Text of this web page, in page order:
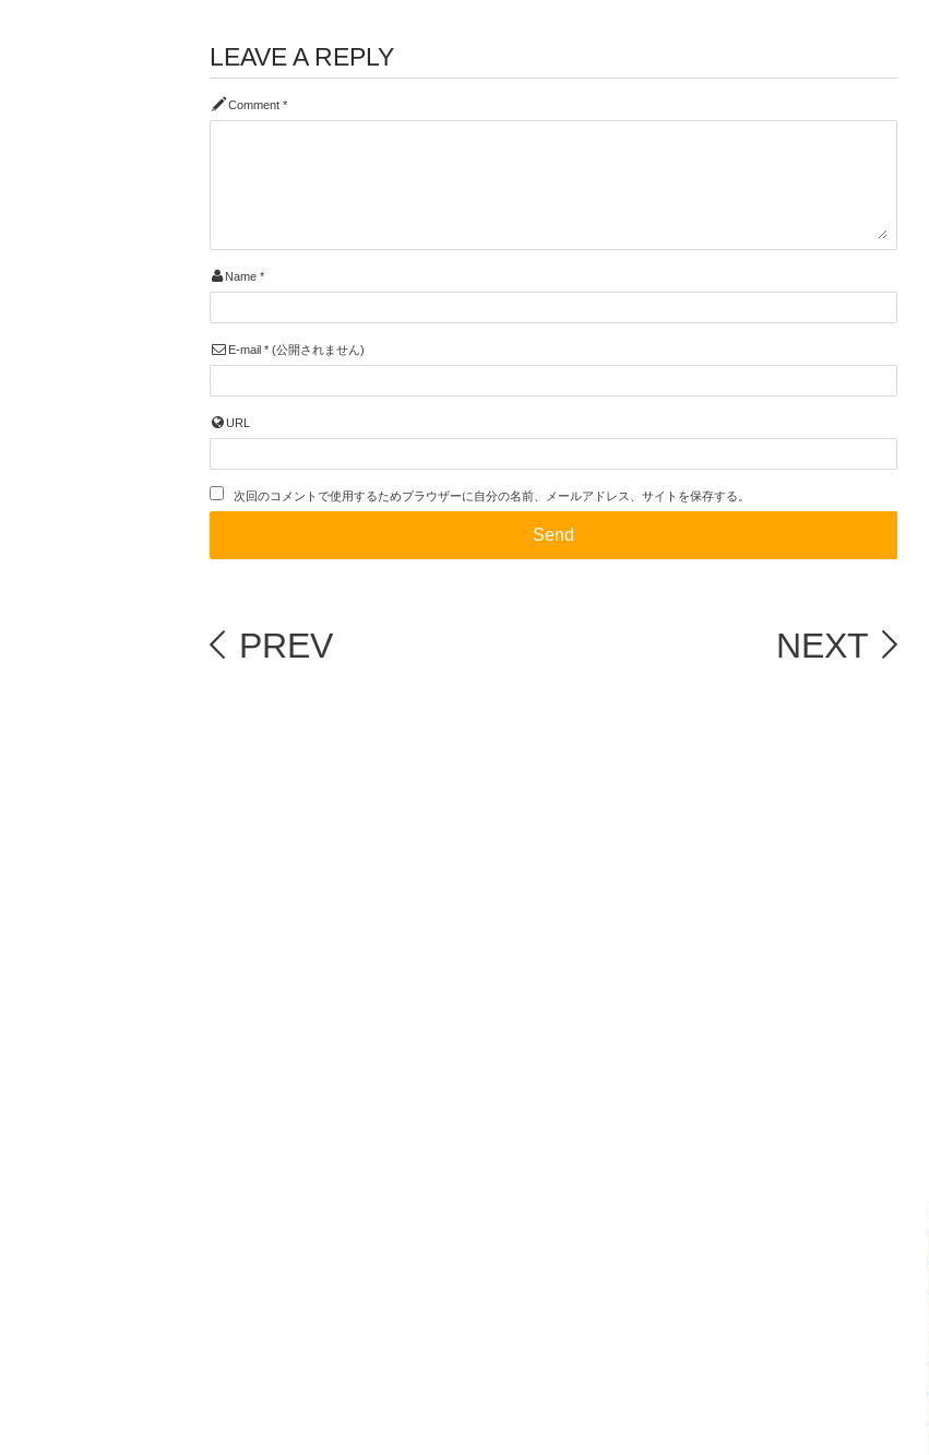
LEAVE A REPLY
Comment *
Name *
E-mail *(公開されません)
URL
次回のコメントで使用するためブラウザーに自分の名前、メールアドレス、サイトを保存する。
PREV NEXT